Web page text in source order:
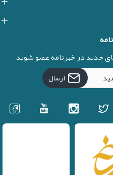
جدید در خبرنامه عضو شوید
ارسال